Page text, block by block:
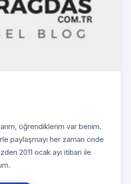
öğrendiklerim var benim.
paylaşmayı her zaman önde
2011 ocak ayı itibari ile